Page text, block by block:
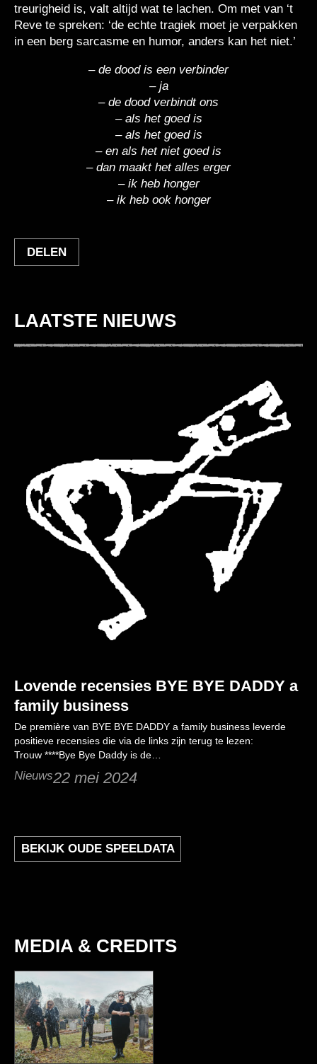
MEDIA & CREDITS
treurigheid is, valt altijd wat te lachen. Om met van ‘t
Reve te spreken: ‘de echte tragiek moet je verpakken
in een berg sarcasme en humor, anders kan het niet.’
– de dood is een verbinder
– ja
– de dood verbindt ons
– als het goed is
– als het goed is
– en als het niet goed is
– dan maakt het alles erger
– ik heb honger
– ik heb ook honger
DELEN
LAATSTE NIEUWS
22 mei 2024
Nieuws
Lovende recensies BYE BYE DADDY a
family business
De première van BYE BYE DADDY a family business leverde
positieve recensies die via de links zijn terug te lezen:
Trouw ****Bye Bye Daddy is de…
BEKIJK OUDE SPEELDATA